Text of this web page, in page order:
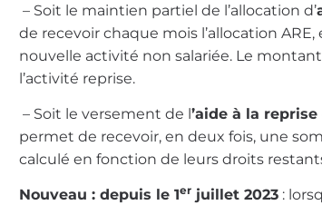
– Soit le maintien partiel de l’allocation d’
de recevoir chaque mois l’allocation
nouvelle activité non salariée. Le
l’activité reprise.
– Soit le versement de l’aide à la
permet de recevoir, en deux fois, une
calculé en fonction de leurs droits
Nouveau : depuis le 1er juillet 2023 :